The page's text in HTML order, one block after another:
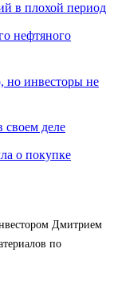
в плохой период
нефтяного
но инвесторы не
своем деле
о покупке
Дмитрием
по